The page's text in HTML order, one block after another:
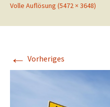
Volle Auflösung (5472 × 3648)
← Vorheriges